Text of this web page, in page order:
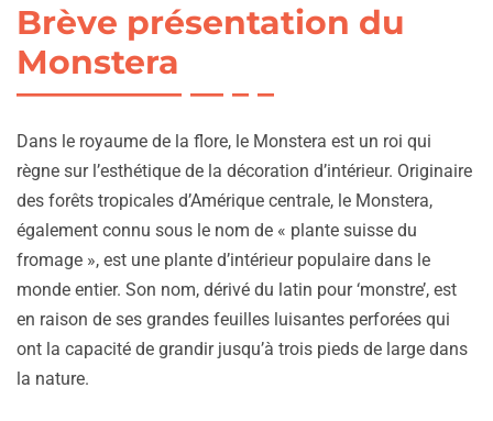
Brève présentation du
Monstera
Dans le royaume de la flore, le Monstera est un roi qui
règne sur l’esthétique de la décoration d’intérieur. Originaire
des forêts tropicales d’Amérique centrale, le Monstera,
également connu sous le nom de « plante suisse du
fromage », est une plante d’intérieur populaire dans le
monde entier. Son nom, dérivé du latin pour ‘monstre’, est
en raison de ses grandes feuilles luisantes perforées qui
ont la capacité de grandir jusqu’à trois pieds de large dans
la nature.